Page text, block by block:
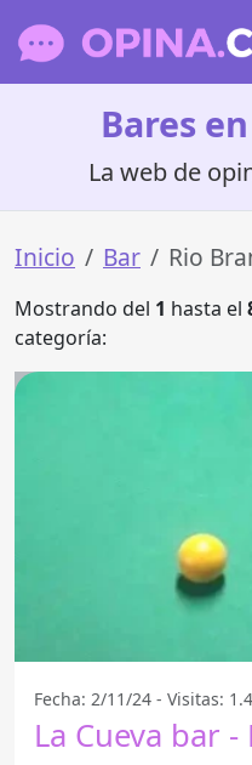
Bares
La web de
Inicio Bar Rio
Mostrando del 1 hasta el
categoría:
Fecha: 2/11/24 - Visitas:
La Cueva bar